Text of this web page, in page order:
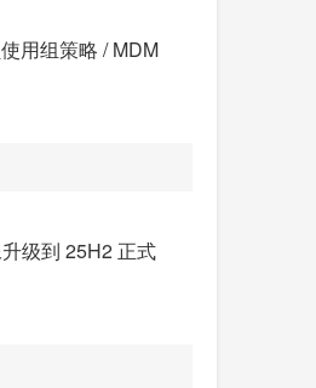
用组策略 / MDM
级到 25H2 正式